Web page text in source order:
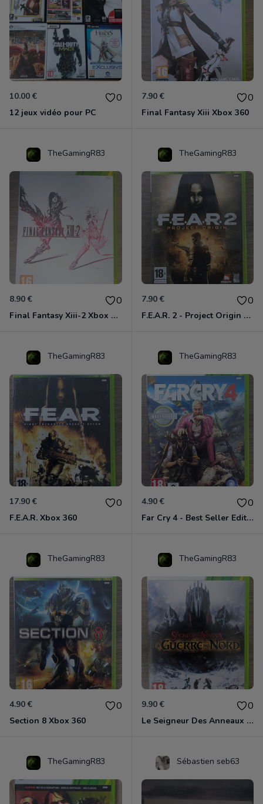
10.00 € 0
12 jeux vidéo pour PC
7.90 € 0
Final Fantasy Xiii Xbox 360
TheGamingR83
8.90 € 0
Final Fantasy Xiii-2 Xbox 360
TheGamingR83
7.90 € 0
F.E.A.R. 2 - Project Origin Xbox 360
TheGamingR83
17.90 € 0
F.E.A.R. Xbox 360
TheGamingR83
4.90 € 0
Far Cry 4 - Best Seller Edition Xbox 360
TheGamingR83
4.90 € 0
Section 8 Xbox 360
TheGamingR83
9.90 € 0
Le Seigneur Des Anneaux - La Guerre Du Nord Xbox 360
TheGamingR83 Sébastien seb63